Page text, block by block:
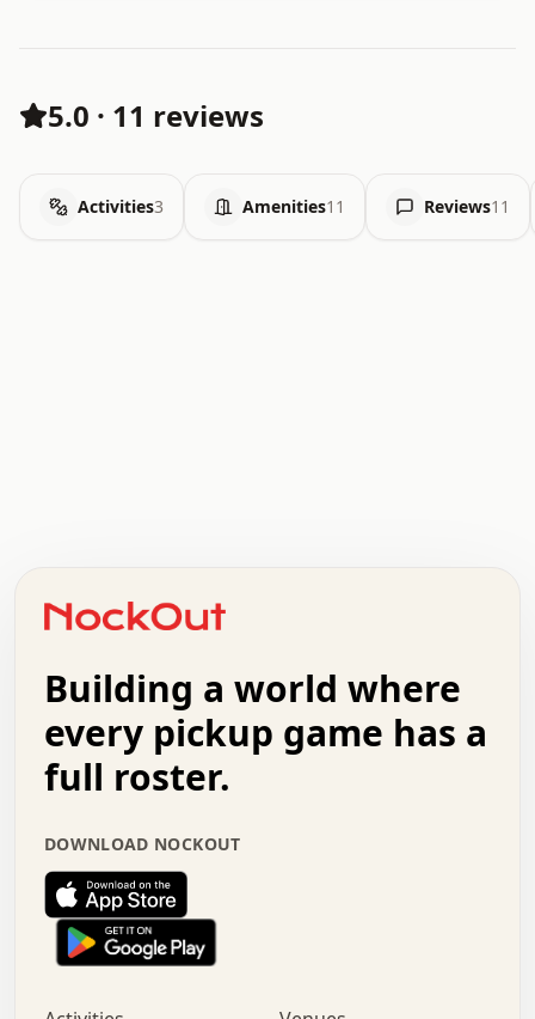
5.0 · 11 reviews
Activities3 Amenities11 Reviews11
+   .   .   .   .   .   .   .   .   .   +   .   .
.   .   .   .   .   .   .   .   .   .   .   :   .
.   .   .   .   +   .   .   .   .   .   .   .   +
.   :   .   .   .   .   .   .   .   .   o   .   .
.   .   x   .   .   .   .   .   .   :   .   .   o
.   .   .   .   :   .   .   .   .   o   .   .   .
.   .   .   .   .   .   .   :   .   .   .   .   .
.   .   .   .   .   .   .   +   .   .   x   .   .
.   .   .   .   .   :   +   .   .   .   .   .   o
.   .   .   .   .   .   .   .   .   .   .   .   .
.   .   :   o   .   .   .   .   .   .   .   +   .
.   o   .   .   .   .   x   .   .   .   .   .   .
Building a world where
every pickup game has a
full roster.
DOWNLOAD NOCKOUT